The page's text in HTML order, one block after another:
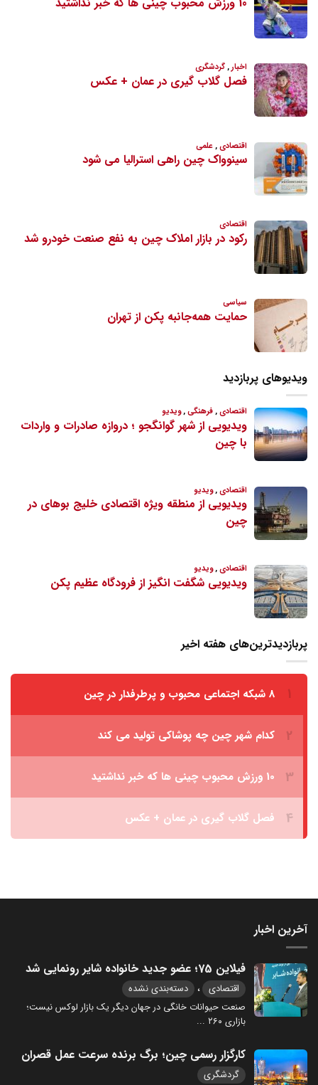
ویدیوهای پربازدید
پربازدیدترین‌های هفته اخیر
آخرین اخبار
فیلاین 75؛ عضو جدید خانواده شایر رونمایی شد
اقتصادی ، دسته‌بندی نشده
صنعت حیوانات خانگی در جهان دیگر یک بازار لوکس نیست؛
بازاری ۲۶۰
...
کارگزار رسمی چین؛ برگ برنده سرعت عمل قصران
گردشگری